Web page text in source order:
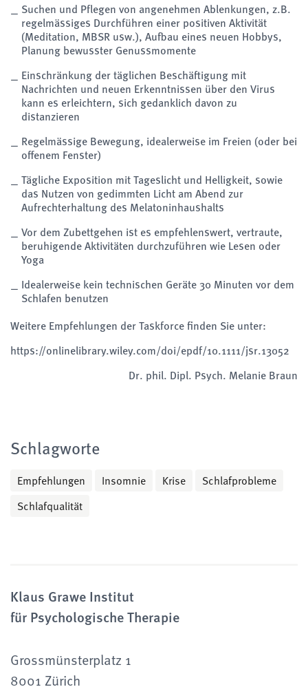
Suchen und Pflegen von angenehmen Ablenkungen, z.B.
regelmässiges Durchführen einer positiven Aktivität
(Meditation, MBSR usw.), Aufbau eines neuen Hobbys,
Planung bewusster Genussmomente
Einschränkung der täglichen Beschäftigung mit
Nachrichten und neuen Erkenntnissen über den Virus
kann es erleichtern, sich gedanklich davon zu
distanzieren
Regelmässige Bewegung, idealerweise im Freien (oder bei
offenem Fenster)
Tägliche Exposition mit Tageslicht und Helligkeit, sowie
das Nutzen von gedimmten Licht am Abend zur
Aufrechterhaltung des Melatoninhaushalts
Vor dem Zubettgehen ist es empfehlenswert, vertraute,
beruhigende Aktivitäten durchzuführen wie Lesen oder
Yoga
Idealerweise kein technischen Geräte 30 Minuten vor dem
Schlafen benutzen
Weitere Empfehlungen der Taskforce finden Sie unter:
https://onlinelibrary.wiley.com/doi/epdf/10.1111/jsr.13052
Dr. phil. Dipl. Psych. Melanie Braun
Schlagworte
Empfehlungen Insomnie Krise
Schlafprobleme
Schlafqualität
Klaus Grawe Institut
für Psychologische Therapie
Grossmünsterplatz 1
8001 Zürich